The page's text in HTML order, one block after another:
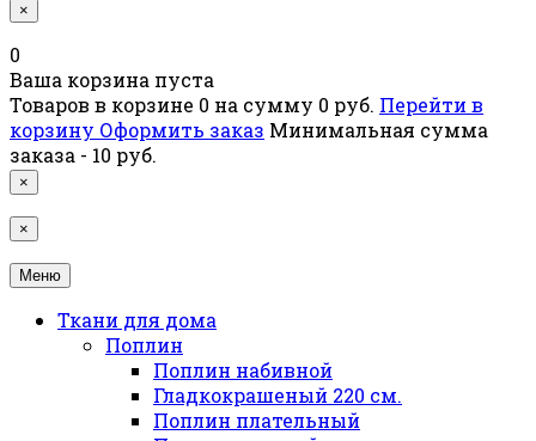
×
0
Ваша корзина пуста
Товаров в корзине 0 на сумму 0 руб. Перейти в
корзину Оформить заказ Минимальная сумма
заказа - 10 руб.
×
×
Меню
Ткани для дома
Поплин
Поплин набивной
Гладкокрашеный 220 см.
Поплин плательный